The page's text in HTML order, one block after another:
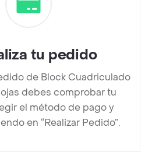
tu pedido
de Block Cuadriculado
debes comprobar tu
el método de pago y
en “Realizar Pedido”.